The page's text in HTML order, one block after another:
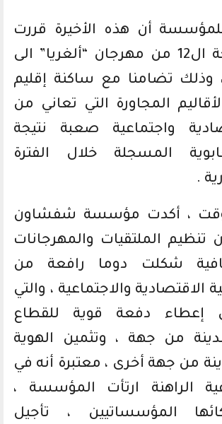
أن هذه الأخيرة قررت
تأجيل النسخة ال12 من مهرجان “ألغريا” الى
وذلك تضامنا مع ساكنة إقليم
المجاورة التي تعاني من
واجتماعية صعبة نتيجة
المسجلة خلال الفترة
.
، أكدت مؤسسة شفشاون
تنظيم الملتقيات والمهرجانات
شكلت دوما رافعة من
الاقتصادية والاجتماعية ، والتي
دفعة قوية للقطاع
من جهة ، وتثمين الهوية
من جهة أخرى ، معتبرة أنه في
الراهنة ارتأت المؤسسة ،
المؤسساتيين ، تأجيل